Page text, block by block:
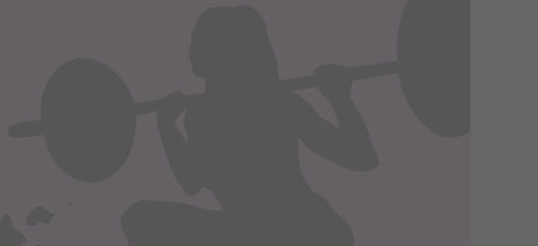
do Twoich zainteresowań,
umów o ich świadczenie
Taką podstawą
administratora.
podstawie Twojej dobrowolnej